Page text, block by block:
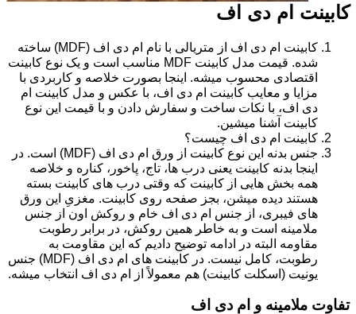
کابینت ام دی اف
کابینت ام دی اف از متریالی با نام ام دی اف (MDF) ساخته
شده. قیمت مدل کابینت MDF مناسب است و یک نوع کابینت
اقتصادی محسوب میشه. اینجا بصورت خلاصه و کاربردی با
مزایا و معایب کابینت ام دی اف، با عکس و مدل کابینت ام
دی اف، با نکات ساخت و سفارش دادن و با قیمت این نوع
کابینت آشنا میشین.
کابینت ام دی اف چیست؟
جنس بدنه این نوع کابینت از ورق ام دی اف (MDF) است. در
اینجا بدنه کابینت یعنی درب ها، تاج، پاخور، کناره و خلاصه
همه بخش هایی از کابینت که وقتی درب های کابینت بسته
هستند دیده میشن، بجز صفحه روی کابینت. مغزیِ این ورق
های فیبری، از جنس ام دی اف خام و روکش اون از جنس
ملامینه است و به خاطر همین روکش، در برابر رطوبت
مقاومه البته در ادامه توضیح دادیم که این مقاومت به
رطوبت، کامل نیست. در کابینت های ام دی اف (MDF) جنس
یونیت (اسکلت کابینت) هم معمولاً از ام دی اف انتخاب میشه.
تفاوت ملامینه و ام دی اف